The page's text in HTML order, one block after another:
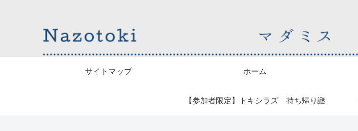
サイトマップ ホーム
【参加者限定】トキシラズ 持ち帰り謎